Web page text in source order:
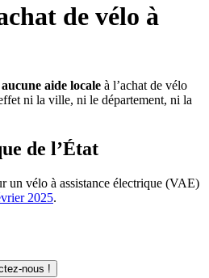
de vélo à
aide locale à l’achat de vélo
ni la ville, ni le département, ni la
de l’État
un vélo à assistance électrique (VAE)
2025.
nous !